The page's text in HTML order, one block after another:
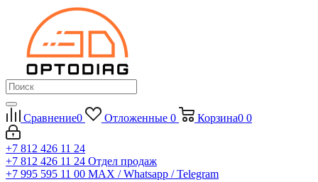
Сравнение0 Отложенные 0 Корзина0 0
+7 812 426 11 24
+7 812 426 11 24 Отдел продаж
+7 995 595 11 00 MAX / Whatsapp / Telegram